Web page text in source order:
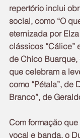
repertório inclui
social, como “O
eternizada por
clássicos “Cálice”
de Chico
que celebram a
como “Pétala”, de
Branco”, de
Com formação
vocal e banda, o